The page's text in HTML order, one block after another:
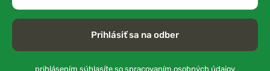
Prihlásiť sa na odber
prihlásením súhlasíte so spracovaním osobných údajov